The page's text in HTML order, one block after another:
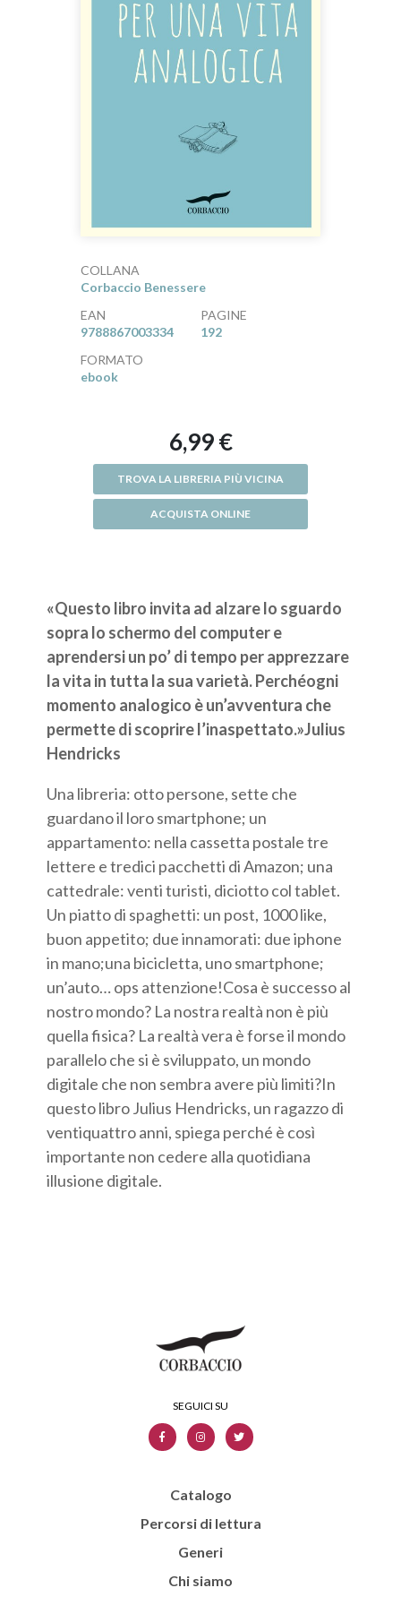
COLLANA
Corbaccio Benessere
EAN
9788867003334
PAGINE
192
FORMATO
ebook
6,99 €
TROVA LA LIBRERIA PIÙ VICINA
ACQUISTA ONLINE
«Questo libro invita ad alzare lo sguardo
sopra lo schermo del computer e
aprendersi un po’ di tempo per apprezzare
la vita in tutta la sua varietà. Perchéogni
momento analogico è un’avventura che
permette di scoprire l’inaspettato.»Julius
Hendricks
Una libreria: otto persone, sette che
guardano il loro smartphone; un
appartamento: nella cassetta postale tre
lettere e tredici pacchetti di Amazon; una
cattedrale: venti turisti, diciotto col tablet.
Un piatto di spaghetti: un post, 1000 like,
buon appetito; due innamorati: due iphone
in mano;una bicicletta, uno smartphone;
un’auto… ops attenzione!Cosa è successo al
nostro mondo? La nostra realtà non è più
quella fisica? La realtà vera è forse il mondo
parallelo che si è sviluppato, un mondo
digitale che non sembra avere più limiti?In
questo libro Julius Hendricks, un ragazzo di
ventiquattro anni, spiega perché è così
importante non cedere alla quotidiana
illusione digitale.
Catalogo
Percorsi di lettura
Generi
Chi siamo